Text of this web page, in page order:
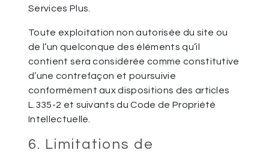
Services Plus.
Toute exploitation non autorisée du site ou
de l’un quelconque des éléments qu’il
contient sera considérée comme constitutive
d’une contrefaçon et poursuivie
conformément aux dispositions des articles
L.335-2 et suivants du Code de Propriété
Intellectuelle.
6. Limitations de